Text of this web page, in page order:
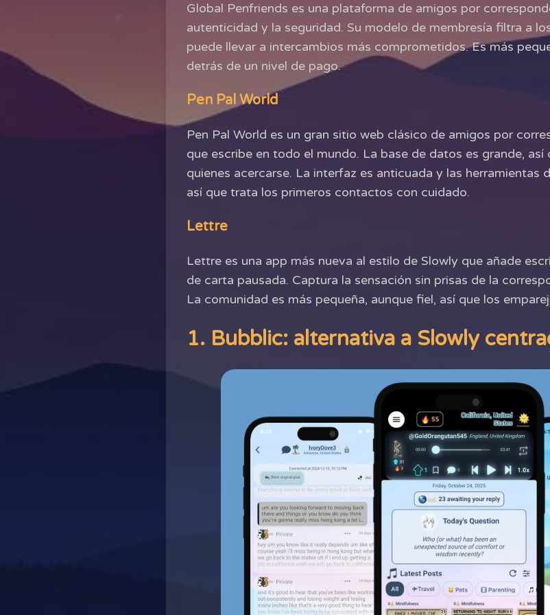
Global Penfriends es una plataforma de amigos por
autenticidad y la seguridad. Su modelo de membresía filtra a
puede llevar a intercambios más comprometidos. Es más
detrás de un nivel de pago.
Pen Pal World
Pen Pal World es un gran sitio web clásico de amigos por
que escribe en todo el mundo. La base de datos es grande, así
quienes acercarse. La interfaz es anticuada y las herramientas
así que trata los primeros contactos con cuidado.
Lettre
Lettre es una app más nueva al estilo de Slowly que añade
de carta pausada. Captura la sensación sin prisas de la
La comunidad es más pequeña, aunque fiel, así que los
1. Bubblic: alternativa a Slowly